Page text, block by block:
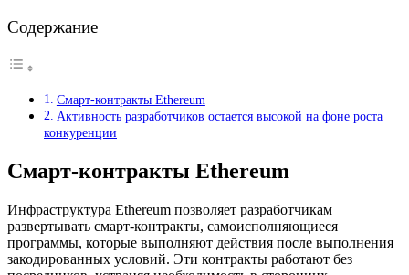
Содержание
Смарт-контракты Ethereum
Активность разработчиков остается высокой на фоне роста
конкуренции
Смарт-контракты Ethereum
Инфраструктура Ethereum позволяет разработчикам
развертывать смарт-контракты, самоисполняющиеся
программы, которые выполняют действия после выполнения
закодированных условий. Эти контракты работают без